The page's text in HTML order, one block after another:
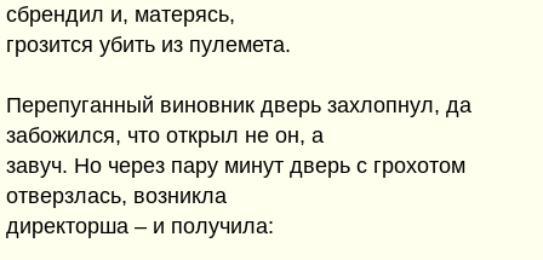
сбрендил и, матерясь,
грозится убить из пулемета.
Перепуганный виновник дверь захлопнул, да
забожился, что открыл не он, а
завуч. Но через пару минут дверь с грохотом
отверзлась, возникла
директорша – и получила: